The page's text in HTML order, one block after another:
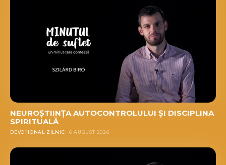
NEUROȘTIINȚA AUTOCONTROLULUI ȘI DISCIPLINA
SPIRITUALĂ
DEVOȚIONAL ZILNIC 6 AUGUST 2026